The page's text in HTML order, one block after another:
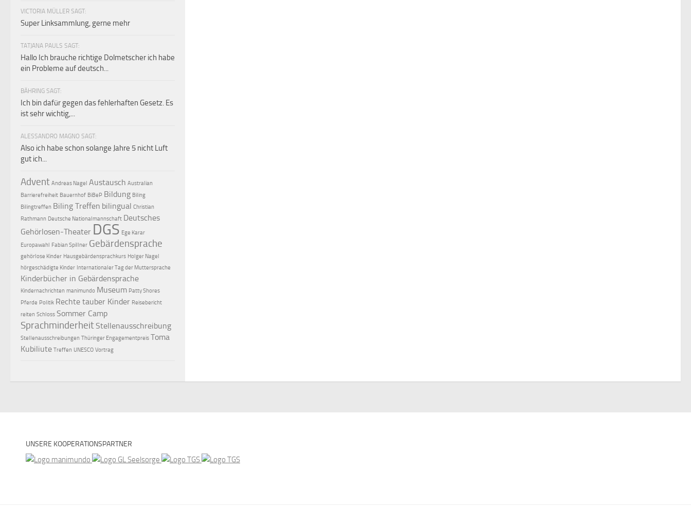
VICTORIA MÜLLER SAGT:
Super Linksammlung, gerne mehr
TATJANA PAULS SAGT:
Hallo Ich brauche richtige Dolmetscher ich habe
ein Probleme auf deutsch...
BÄHRING SAGT:
Ich bin dafür gegen das fehlerhaften Gesetz. Es
ist sehr wichtig,...
ALESSANDRO MAGNO SAGT:
Also ich habe schon solange Jahre 5 nicht Luft
gut ich...
Advent Andreas Nagel Austausch Australian
Barrierefreiheit Bauernhof BiBeP Bildung Biling
Bilingtreffen Biling Treffen bilingual Christian
Rathmann Deutsche Nationalmannschaft Deutsches
Gehörlosen-Theater DGS Ege Karar
Europawahl Fabian Spillner Gebärdensprache
gehörlose Kinder Hausgebärdensprachkurs Holger Nagel
hörgeschädigte Kinder Internationaler Tag der Muttersprache
Kinderbücher in Gebärdensprache
Kindernachrichten manimundo Museum Patty Shores
Pferde Politik Rechte tauber Kinder Reisebericht
reiten Schloss Sommer Camp
Sprachminderheit Stellenausschreibung
Stellenausschreibungen Thüringer Engagementpreis Toma
Kubiliute Treffen UNESCO Vortrag
UNSERE KOOPERATIONSPARTNER